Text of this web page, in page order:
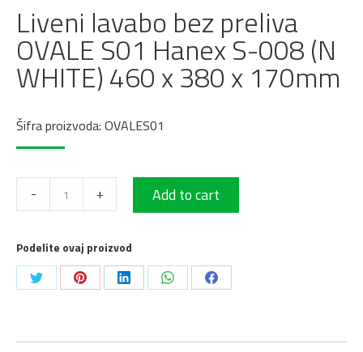
Liveni lavabo bez preliva
OVALE S01 Hanex S-008 (N
WHITE) 460 x 380 x 170mm
Šifra proizvoda: OVALES01
lavabo
preliva
OVALE
S-
- + Add to cart
Podelite ovaj proizvod
Share
Twitter
Share
Pinterest
Share
LinkedIn
Share
WhatsApp
Share
Facebook